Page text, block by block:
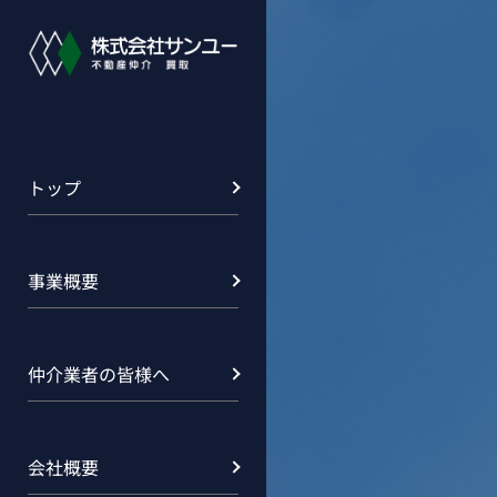
トップ
事業概要
仲介業者の皆様へ
会社概要